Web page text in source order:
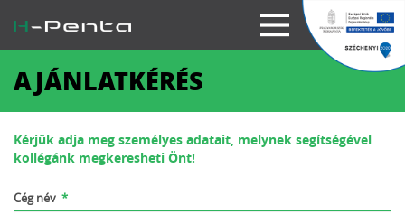
AJÁNLATKÉRÉS
Kérjük adja meg személyes adatait, melynek segítségével
kollégánk megkeresheti Önt!
Cég név *